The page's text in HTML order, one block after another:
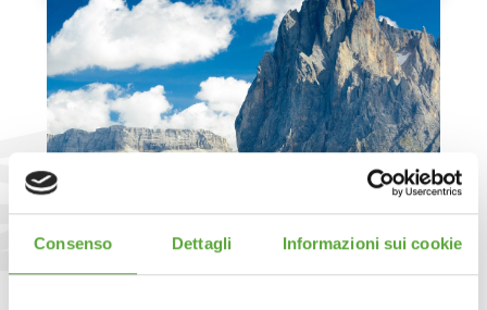
Consenso Dettagli Informazioni sui cookie